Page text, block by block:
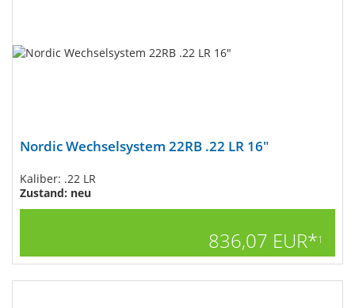
Nordic Wechselsystem 22RB .22 LR 16"
Kaliber: .22 LR
Zustand: neu
836,07 EUR*1